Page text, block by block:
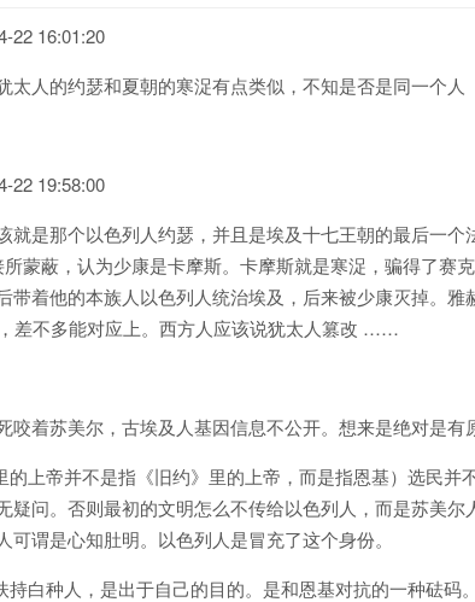
22 16:01:20
太人的约瑟和夏朝的寒浞有点类似，不知是否是同一个人
22 19:58:00
就是那个以色列人约瑟，并且是埃及十七王朝的最后一
蒙蔽，认为少康是卡摩斯。卡摩斯就是寒浞，骗得了赛
带着他的本族人以色列人统治埃及，后来被少康灭掉。
差不多能对应上。西方人应该说犹太人篡改 ……
咬着苏美尔，古埃及人基因信息不公开。想来是绝对是有
的上帝并不是指《旧约》里的上帝，而是指恩基）选民并
疑问。否则最初的文明怎么不传给以色列人，而是苏美
可谓是心知肚明。以色列人是冒充了这个身份。
持白种人，是出于自己的目的。是和恩基对抗的一种砝码